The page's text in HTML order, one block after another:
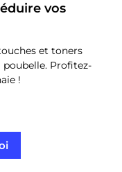
vos
et toners
Profitez-
!